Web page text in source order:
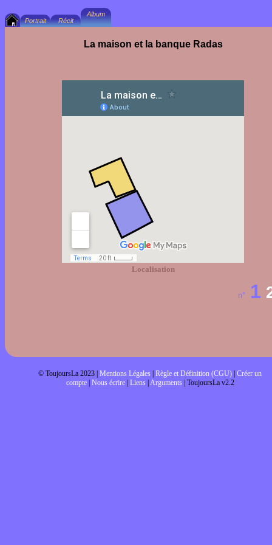
La maison et la banque Radas
Localisation
n° 1
© ToujoursLa 2023 | Mentions Légales Règle et Définition (CGU) Créer un
compte| Nous écrire| Liens| Arguments| ToujoursLa v2.2